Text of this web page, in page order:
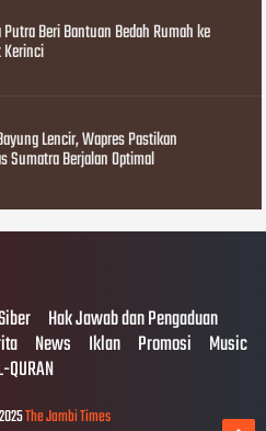
Beri Bantuan Bedah Rumah ke
Kerinci
Lencir, Wapres Pastikan
Sumatra Berjalan Optimal
Hak Jawab dan Pengaduan
News Iklan Promosi Music
QURAN
The Jambi Times